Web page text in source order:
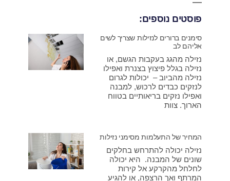
פוסטים נוספים:
סימנים ברורים לנזילות שצריך לשים
אליהם לב
נזילה מהגג בעקבות הגשם, או
נזילה בגלל פיצוץ בצנרת ואפילו
נזילה מהביוב – יכולות לגרום
לנזקים כבדים לרכוש, למבנה
ואפילו נזקים בריאותיים בטווח
הארוך. צוות
המחיר של התעלמות מסימני נזילות
נזילה יכולה להתרחש בחלקים
שונים של המבנה. היא יכולה
לחלחל מהקרקע אל קירות
המרתף ואך הרצפה, או להגיע